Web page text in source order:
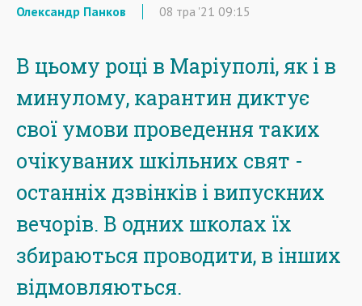
Олександр Панков 08 тра '21 09:15
В цьому році в Маріуполі, як і в
минулому, карантин диктує
свої умови проведення таких
очікуваних шкільних свят -
останніх дзвінків і випускних
вечорів. В одних школах їх
збираються проводити, в інших
відмовляються.